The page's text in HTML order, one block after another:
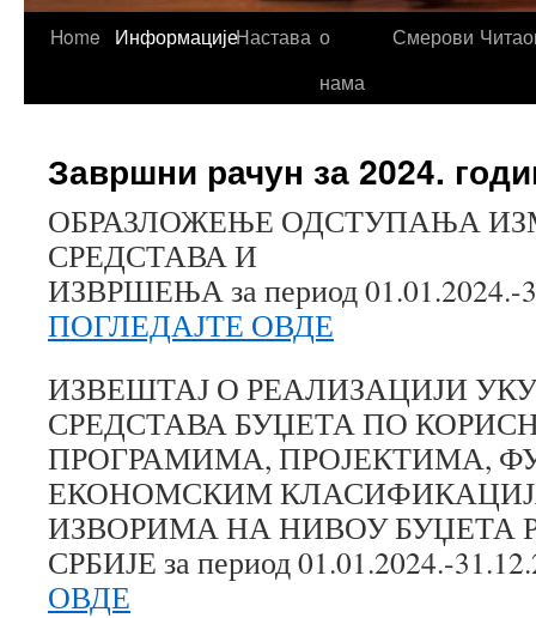
Home ИнформацијеНастава о
нама
Смерови
Завршни рачун за 2024.
ОБРАЗЛОЖЕЊЕ ОДСТУПАЊА
СРЕДСТАВА И
ИЗВРШЕЊА за период 01.01.2024.-
ПОГЛЕДАЈТЕ ОВДЕ
ИЗВЕШТАЈ О РЕАЛИЗАЦИЈИ
СРЕДСТАВА БУЏЕТА ПО
ПРОГРАМИМА, ПРОЈЕКТИМА,
ЕКОНОМСКИМ
ИЗВОРИМА НА НИВОУ БУЏЕТА
СРБИЈЕ за период 01.01.2024.-
ОВДЕ